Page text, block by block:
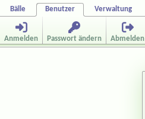
Bälle Benutzer Verwaltung
Anmelden Passwort ändern Abmelden